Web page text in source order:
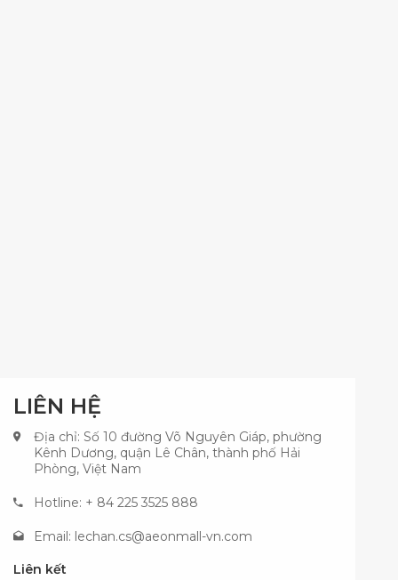
LIÊN HỆ
Địa chỉ: Số 10 đường Võ Nguyên Giáp, phường
Kênh Dương, quận Lê Chân, thành phố Hải
Phòng, Việt Nam
Hotline: + 84 225 3525 888
Email: lechan.cs@aeonmall-vn.com
Liên kết